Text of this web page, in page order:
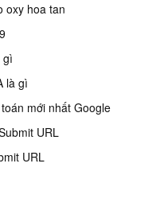
oxy hoa tan
gì
là gì
mới nhất Google
URL
URL